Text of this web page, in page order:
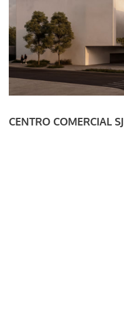
CENTRO COMERCIAL SJ